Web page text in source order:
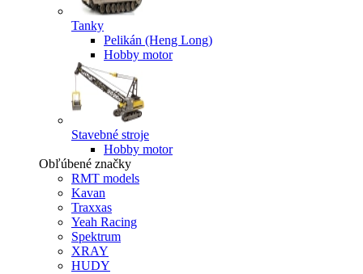
Tanky
Pelikán (Heng Long)
Hobby motor
Stavebné stroje
Hobby motor
Obľúbené značky
RMT models
Kavan
Traxxas
Yeah Racing
Spektrum
XRAY
HUDY